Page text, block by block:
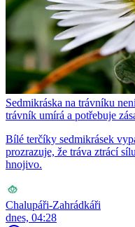
Sedmikráska na trávníku
trávník umírá a potřebuje
Bílé terčíky sedmikrásek
prozrazuje, že tráva ztrácí
hnojivo.
Chalupáři-Zahrádkáři
dnes, 04:28